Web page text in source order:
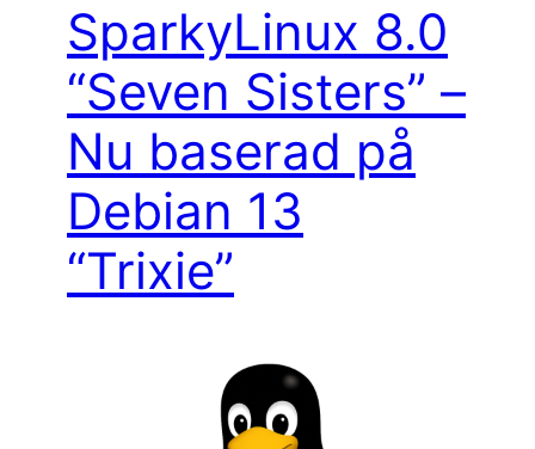
SparkyLinux 8.0
“Seven Sisters” –
Nu baserad på
Debian 13
“Trixie”